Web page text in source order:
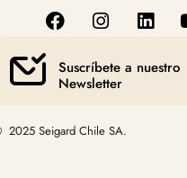
Suscríbete a nuestro
Newsletter
Seigard Chile SA.